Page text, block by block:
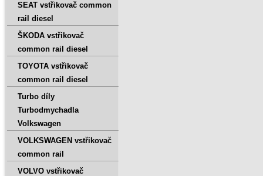
SEAT vstřikovač common
rail diesel
ŠKODA vstřikovač
common rail diesel
TOYOTA vstřikovač
common rail diesel
Turbo díly
Turbodmychadla
Volkswagen
VOLKSWAGEN vstřikovač
common rail
VOLVO vstřikovač